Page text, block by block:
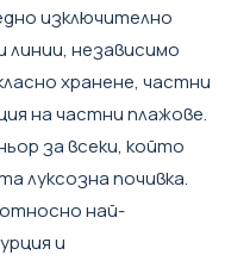
изключително
линии, независимо
хранене, частни
на частни плажове.
за всеки, който
луксозна почивка.
най-
и